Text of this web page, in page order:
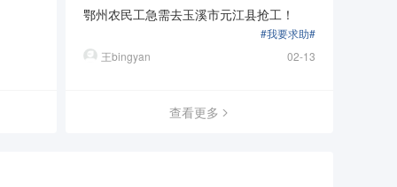
鄂州农民工急需去玉溪市元江县抢工！
#我要求助#
02-13
王bingyan
查看更多